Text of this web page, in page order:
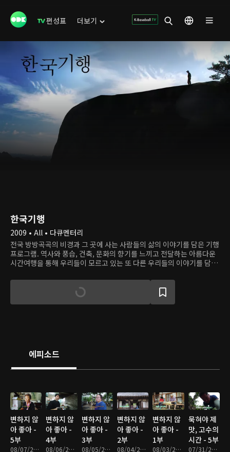
편성표 더보기
한국기행
2009 • All • 다큐멘터리
전국 방방곡곡의 비경과 그 곳에 사는 사람들의 삶의 이야기를 담은 기행
프로그램. 역사와 풍습, 건축, 문화의 향기를 느끼고 전달하는 아름다운
시간여행을 통해 우리들이 모르고 있는 또 다른 우리들의 이야기를 담아
에피소드
변하지 않
아 좋아 -
5부
08/07/2026 • 17분
변하지 않
아 좋아 -
4부
08/06/2026 • 17분
변하지 않
아 좋아 -
3부
08/05/2026 • 18분
변하지 않
아 좋아 -
2부
08/04/2026 • 17분
변하지 않
아 좋아 -
1부
08/03/2026 • 17분
묵혀야 제
맛, 고수의
시간 - 5부
07/31/2026 • 17분